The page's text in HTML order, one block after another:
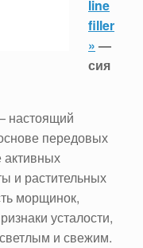
line
filler
» —
сия
настоящий
передовых
активных
и растительных
морщинок,
усталости,
и свежим.